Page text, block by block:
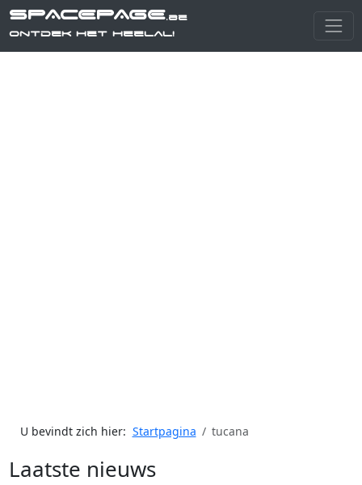
SPACEPAGE.be
Ontdek het heelal!
U bevindt zich hier: Startpagina tucana
Laatste nieuws